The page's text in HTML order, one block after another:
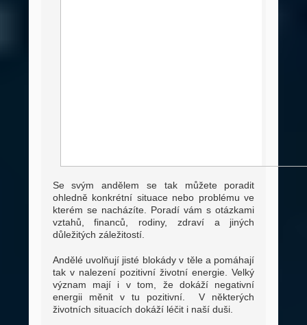
Se svým andělem se tak můžete poradit
ohledně konkrétní situace nebo problému ve
kterém se nacházíte. Poradí vám s otázkami
vztahů, financů, rodiny, zdraví a jiných
důležitých záležitostí.
Andělé uvolňují jisté blokády v těle a pomáhají
tak v nalezení pozitivní životní energie. Velký
význam mají i v tom, že dokáží negativní
energii měnit v tu pozitivní. V některých
životních situacích dokáží léčit i naší duši.